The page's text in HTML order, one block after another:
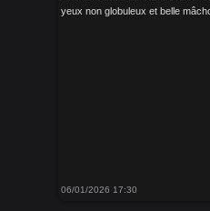
yeux non globuleux et belle
06/01/2026 17:30